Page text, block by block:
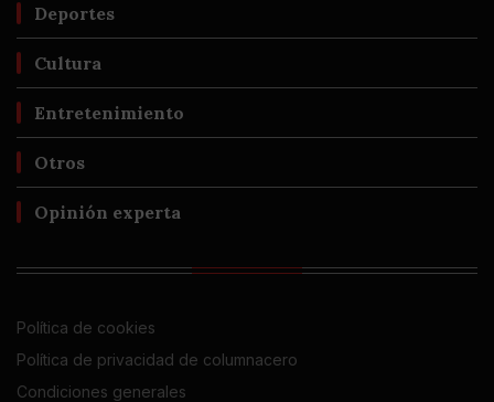
Deportes
Cultura
Entretenimiento
Otros
Opinión experta
Política de cookies
Política de privacidad de columnacero
Condiciones generales